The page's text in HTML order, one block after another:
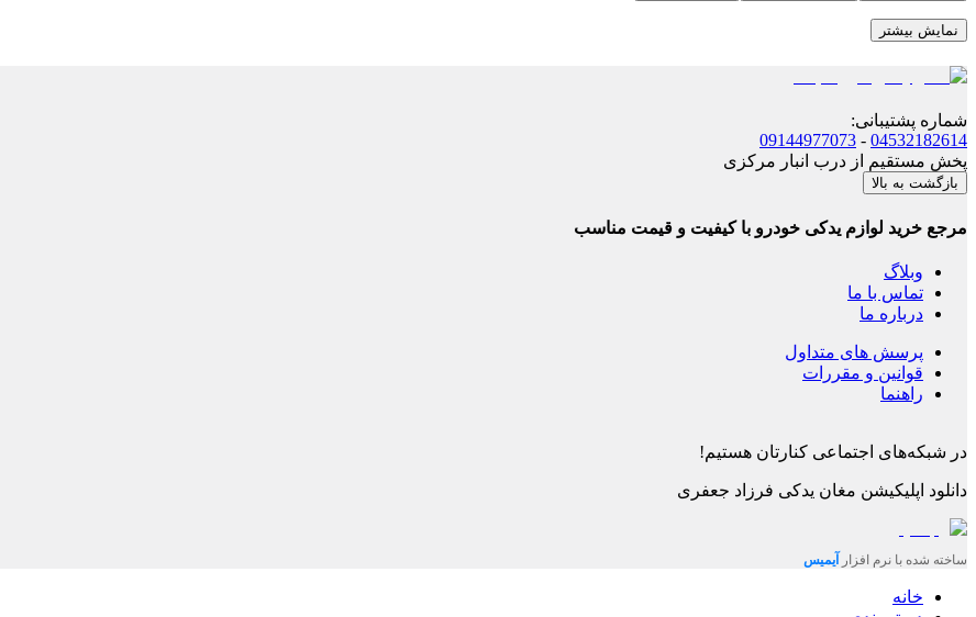
نمایش بیشتر
شماره پشتیبانی:
04532182614
-
09144977073
پخش مستقیم از درب انبار مرکزی
بازگشت به بالا
مرجع خرید لوازم یدکی خودرو با کیفیت و قیمت مناسب
وبلاگ
تماس با ما
درباره ما
پرسش های متداول
قوانین و مقررات
راهنما
در شبکه‌های اجتماعی کنارتان هستیم!
دانلود اپلیکیشن مغان یدکی فرزاد جعفری
ساخته شده با نرم افزار آیمیس
خانه